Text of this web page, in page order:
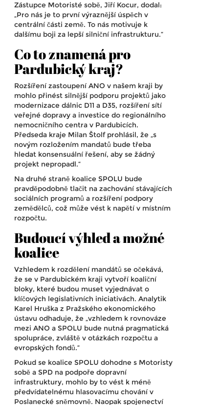
Zástupce Motoristé sobě, Jiří Kocur, dodal:
„Pro nás je to první výraznější úspěch v
centrální části země. To nás motivuje k
dalšímu boji za lepší silniční infrastrukturu.“
Co to znamená pro
Pardubický kraj?
Rozšíření zastoupení ANO v našem kraji by
mohlo přinést silnější podporu projektů jako
modernizace dálnic D11 a D35, rozšíření sítí
veřejné dopravy a investice do regionálního
nemocničního centra v Pardubicích.
Předseda kraje Milan Štolfprohlásil, že „s
novým rozložením mandatů bude třeba
hledat konsensuální řešení, aby se žádný
projekt nepropadl.“
Na druhé straně koalice SPOLU bude
pravděpodobně tlačit na zachování stávajících
sociálních programů a rozšíření podpory
zemědělců, což může vést k napětí v místním
rozpočtu.
Budoucí výhled a možné
koalice
Vzhledem k rozdělení mandátů se očekává,
že se v Pardubickém kraji vytvoří koaliční
bloky, které budou muset vyjednávat o
klíčových legislativních iniciativách. Analytik
Karel Hruška z Pražského ekonomického
ústavu odhaduje, že „vzhledem k rovnováze
mezi ANO a SPOLU bude nutná pragmatická
spolupráce, zvláště v otázkách rozpočtu a
evropských fondů.“
Pokud se koalice SPOLU dohodne s Motoristy
sobě a SPD na podpoře dopravní
infrastruktury, mohlo by to vést k méně
předvídatelnému hlasovacímu chování v
Poslanecké sněmovně. Naopak spojenectví